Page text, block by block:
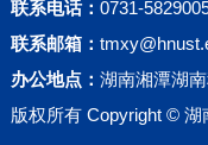
联系电话： 0731-
联系邮箱：
办公地点： 湖南湘潭湖
版权所有 Copyright ©